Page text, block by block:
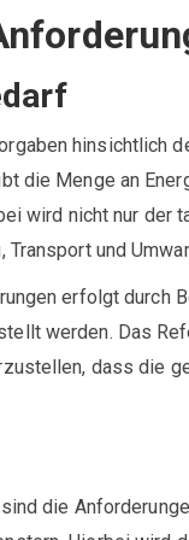
hinsichtlich
die Menge an
wird nicht nur der
Transport und
erfolgt durch
werden. Das
dass die
die